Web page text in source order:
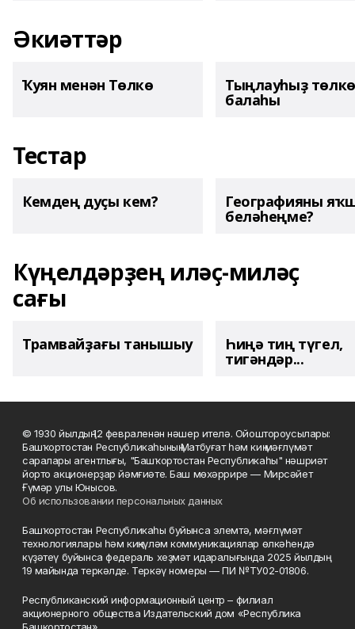
Әкиәттәр
Ҡуян менән Төлкө Тыңлауһыҙ төлкө
балаһы
Тестар
Кемдең дуҫы кем? Географияны
беләһеңме?
Күңелдәрҙең иләҫ-миләҫ
сағы
Трамвайҙағы танышыу Һиңә тиң түгел,
тигәндәр...
© 1930 йылдың 12 февраленән нәшер ителә. Ойоштороусылары:
Башҡортостан Республикаһының Матбуғат һәм киң мәғлүмәт
саралары агентлығы, "Башҡортостан Республикаһы" нәшриәт
йорто акционерҙар йәмғиәте. Баш мөхәррире — Мирсәйет
Ғүмәр улы Юнысов.
Об использовании персональных данных
Башҡортостан Республикаһы буйынса элемтә, мәғлүмәт
технологиялары һәм киңкүләм коммуникациялар өлкәһендә
күҙәтеү буйынса федераль хеҙмәт идаралығында 2025 йылдың
19 майында теркәлде. Теркәү номеры — ПИ №ТУ02-01806.
Республиканский информационный центр – филиал
акционерного общества Издательский дом «Республика